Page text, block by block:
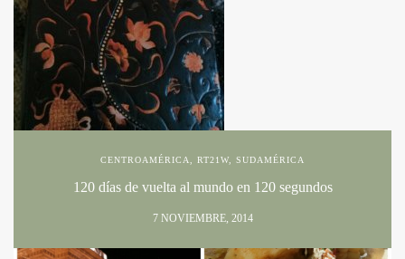
CENTROAMÉRICA RT21W SUDAMÉRICA
120 días de vuelta al mundo en 120 segundos
7 NOVIEMBRE, 2014